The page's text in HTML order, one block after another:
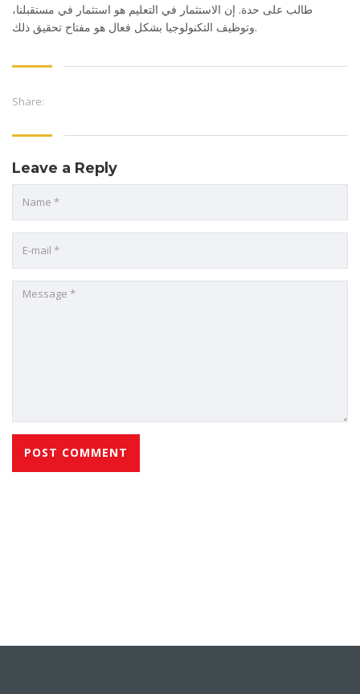
طالب على حدة. إن الاستثمار في التعليم هو استثمار في مستقبلنا،
وتوظيف التكنولوجيا بشكل فعال هو مفتاح تحقيق ذلك.
Share:
Leave a Reply